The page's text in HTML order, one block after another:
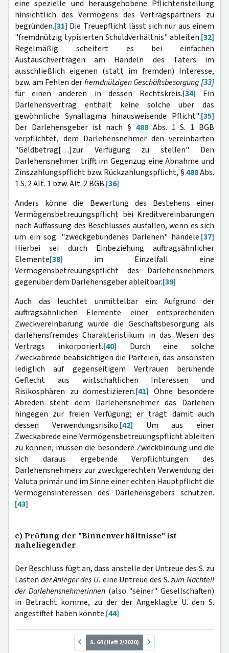
eine spezielle und herausgehobene Pflichtenstellung
hinsichtlich des Vermögens des Vertragspartners zu
begründen.[31] Die Treuepflicht lässt sich nur aus einem
"fremdnützig typisierten Schuldverhältnis" ableiten.[32]
Regelmäßig scheitert es bei einfachen
Austauschverträgen am Handeln des Täters im
ausschließlich eigenen (statt im fremden) Interesse,
bzw. am Fehlen derfremdnützigenGeschäftsbesorgung[33]
für einen anderen in dessen Rechtskreis.[34] Ein
Darlehensvertrag enthält keine solche über das
gewöhnliche Synallagma hinausweisende Pflicht":[35]
Der Darlehensgeber ist nach § 488 Abs. 1 S. 1 BGB
verpflichtet, dem Darlehensnehmer den vereinbarten
"Geldbetrag[…]zur Verfügung zu stellen". Den
Darlehensnehmer trifft im Gegenzug eine Abnahme und
Zinszahlungspflicht bzw. Rückzahlungspflicht, §488Abs.
1 S. 2 Alt. 1 bzw. Alt. 2 BGB.[36]
Anders könne die Bewertung des Bestehens einer
Vermögensbetreuungspflicht bei Kreditvereinbarungen
nach Auffassung des Beschlusses ausfallen, wenn es sich
um ein sog. "zweckgebundenes Darlehen" handele.[37]
Hierbei sei durch Einbeziehung auftragsähnlicher
Elemente[38] im Einzelfall eine
Vermögensbetreuungspflicht des Darlehensnehmers
gegenüber dem Darlehensgeber ableitbar.[39]
Auch das leuchtet unmittelbar ein: Aufgrund der
auftragsähnlichen Elemente einer entsprechenden
Zweckvereinbarung würde die Geschäftsbesorgung als
darlehensfremdes Charakteristikum in das Wesen des
Vertrags inkorporiert.[40] Durch eine solche
Zweckabrede beabsichtigen die Parteien, das ansonsten
lediglich auf gegenseitigem Vertrauen beruhende
Geflecht aus wirtschaftlichen Interessen und
Risikosphären zu domestizieren.[41] Ohne besondere
Abreden steht dem Darlehensnehmer das Darlehen
hingegen zur freien Verfügung; er trägt damit auch
dessen Verwendungsrisiko.[42] Um aus einer
Zweckabrede eine Vermögensbetreuungspflicht ableiten
zu können, müssen die besondere Zweckbindung und die
sich daraus ergebende Verpflichtungen des
Darlehensnehmers zur zweckgerechten Verwendung der
Valuta primär und im Sinne einer echten Hauptpflicht die
Vermögensinteressen des Darlehensgebers schützen.
[43]
c) Prüfung der "Binnenverhältnisse" ist
naheliegender
Der Beschluss fügt an, dass anstelle der Untreue des S. zu
Lasten der Anleger des U. eine Untreue des S.zum Nachteil
der Darlehensnehmerinnen (also "seiner" Gesellschaften)
in Betracht komme, zu der der Angeklagte U. den S.
angestiftet haben könnte.[44]
S. 64 (Heft 2/2020)